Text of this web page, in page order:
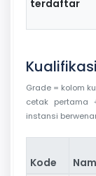
terdaftar
Grade = kolom
cetak pertama
instansi
Kode